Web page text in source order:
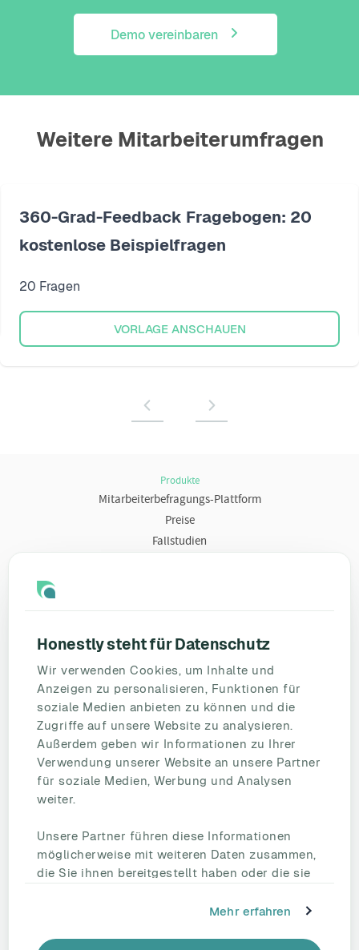
Honestly steht für Datenschutz
Wir verwenden Cookies, um Inhalte und
Anzeigen zu personalisieren, Funktionen für
soziale Medien anbieten zu können und die
Zugriffe auf unsere Website zu analysieren.
Außerdem geben wir Informationen zu Ihrer
Verwendung unserer Website an unsere Partner
für soziale Medien, Werbung und Analysen
weiter.
Unsere Partner führen diese Informationen
möglicherweise mit weiteren Daten zusammen,
die Sie ihnen bereitgestellt haben oder die sie
Mehr erfahren
Demo vereinbaren
Weitere Mitarbeiterumfragen
360-Grad-Feedback Fragebogen: 20
kostenlose Beispielfragen
20 Fragen
VORLAGE ANSCHAUEN
Produkte
Mitarbeiterbefragungs-Plattform
Preise
Fallstudien
Umfragevorlagen
Mitarbeiterbefragung
Mitarbeiterzufriedenheit
eNPS
Employee Engagement
Status Page
Unternehmen
Über uns
Reden Sie mit uns
Kontakt